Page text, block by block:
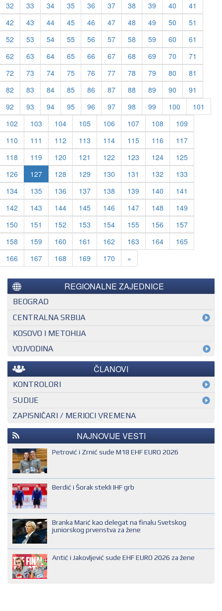
32
33 34 35 36 37 38 39 40
41
42
43 44 45 46 47 48 49 50
51
52
53 54 55 56 57 58 59 60
61
62
63 64 65 66 67 68 69 70
71
72
73 74 75 76 77 78 79 80
81
82
83 84 85 86 87 88 89 90
91
92
93 94 95 96 97 98 99 100
101
102
103 104 105 106 107 108
109
110
111 112 113 114 115 116
117
118
119 120 121 122 123 124
125
126
127 128 129 130 131 132
133
134
135 136 137 138 139 140
141
142
143 144 145 146 147 148
149
150
151 152 153 154 155 156
157
158
159 160 161 162 163 164
165
166
167 168 169 170 »
REGIONALNE ZAJEDNICE
BEOGRAD
CENTRALNA SRBIJA
KOSOVO I METOHIJA
VOJVODINA
ČLANOVI
KONTROLORI
MEĐUNARODNI KONTROLOR
NACIONALNI KONTROLOR
REGIONALNI KONTROLOR
SUDIJE
EHF SUDIJA
IHF SUDIJA
MLADI EVROPSKI SUDIJA
NACIONALNI SUDIJA
REGIONALNI SUDIJA
SUDIJA DRUGE KATEGORIJE
SUDIJA OMLADINAC
SUDIJA PRVE KATEGORIJE
ZAPISNIČARI / MERIOCI VREMENA
NAJNOVIJE VESTI
Petrović i Zrnić sude M18 EHF EURO 2026
Berdić i Šorak stekli IHF grb
Branka Marić kao delegat na finalu Svetskog
juniorskog prvenstva za žene
Antić i Jakovljević sude EHF EURO 2026 za žene